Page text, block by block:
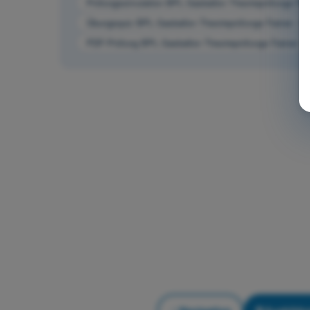
Übungsquiz BPL Gasballon Theorieprüfungs-Trainer -
PDF-Prüfung BPL Gasballon Theorieprüfungs-Trainer -